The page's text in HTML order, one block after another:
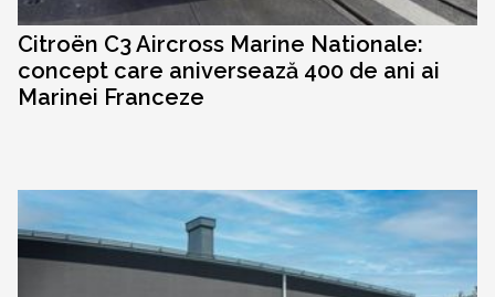
Citroën C3 Aircross Marine Nationale:
concept care aniversează 400 de ani ai
Marinei Franceze